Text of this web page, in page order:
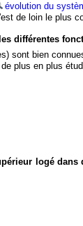
évolution du
de loin le plus
différentes
sont bien
plus en plus
logé